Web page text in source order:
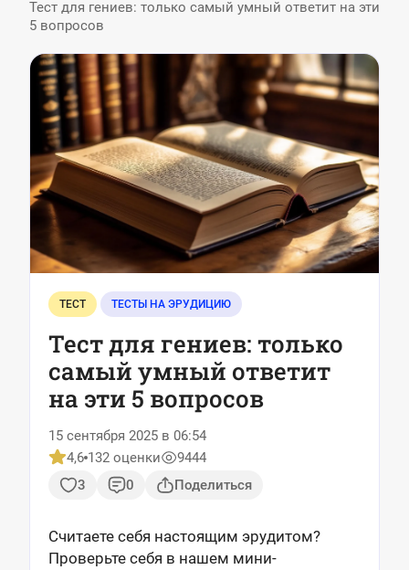
Тест для гениев: только самый умный ответит на эти
5 вопросов
ТЕСТ ТЕСТЫ НА ЭРУДИЦИЮ
Тест для гениев: только
самый умный ответит
на эти 5 вопросов
15 сентября 2025 в 06:54
4,6 132 оценки
9444
3
0 Поделиться
Считаете себя настоящим эрудитом?
Проверьте себя в нашем мини-